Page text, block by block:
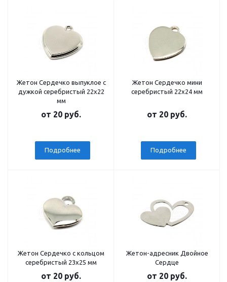
Жетон Сердечко выпуклое с
дужкой серебристый 22x22
мм
от 20 руб.
Подробнее
Жетон Сердечко мини
серебристый 22x24 мм
от 20 руб.
Подробнее
Жетон Сердечко с кольцом
серебристый 23x25 мм
от 20 руб.
Жетон-адресник Двойное
Сердце
от 20 руб.